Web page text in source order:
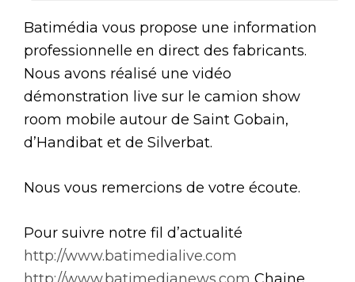
Batimédia vous propose une information
professionnelle en direct des fabricants.
Nous avons réalisé une vidéo
démonstration live sur le camion show
room mobile autour de Saint Gobain,
d’Handibat et de Silverbat.
Nous vous remercions de votre écoute.
Pour suivre notre fil d’actualité
http://www.batimedialive.com